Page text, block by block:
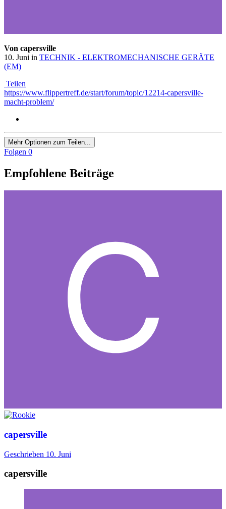
Von capersville
10. Juni in TECHNIK - ELEKTROMECHANISCHE GERÄTE
(EM)
Teilen
https://www.flippertreff.de/start/forum/topic/12214-capersville-
macht-problem/
Mehr Optionen zum Teilen...
Folgen 0
Empfohlene Beiträge
capersville
Geschrieben 10. Juni
capersville